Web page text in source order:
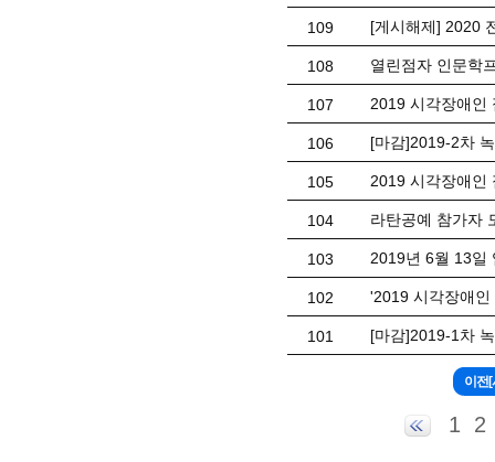
109 [게시해제] 2020
108 열린점자 인문학
107 2019 시각장애인
106 [마감]2019-2차
105 2019 시각장애인
104 라탄공예 참가자
103 2019년 6월 13일
102 '2019 시각장애
101 [마감]2019-1차
1 2